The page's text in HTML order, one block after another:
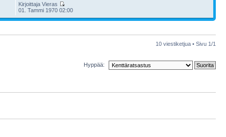
Kirjoittaja Vieras
01. Tammi 1970 02:00
10 viestiketjua • Sivu 1/1
Hyppää: